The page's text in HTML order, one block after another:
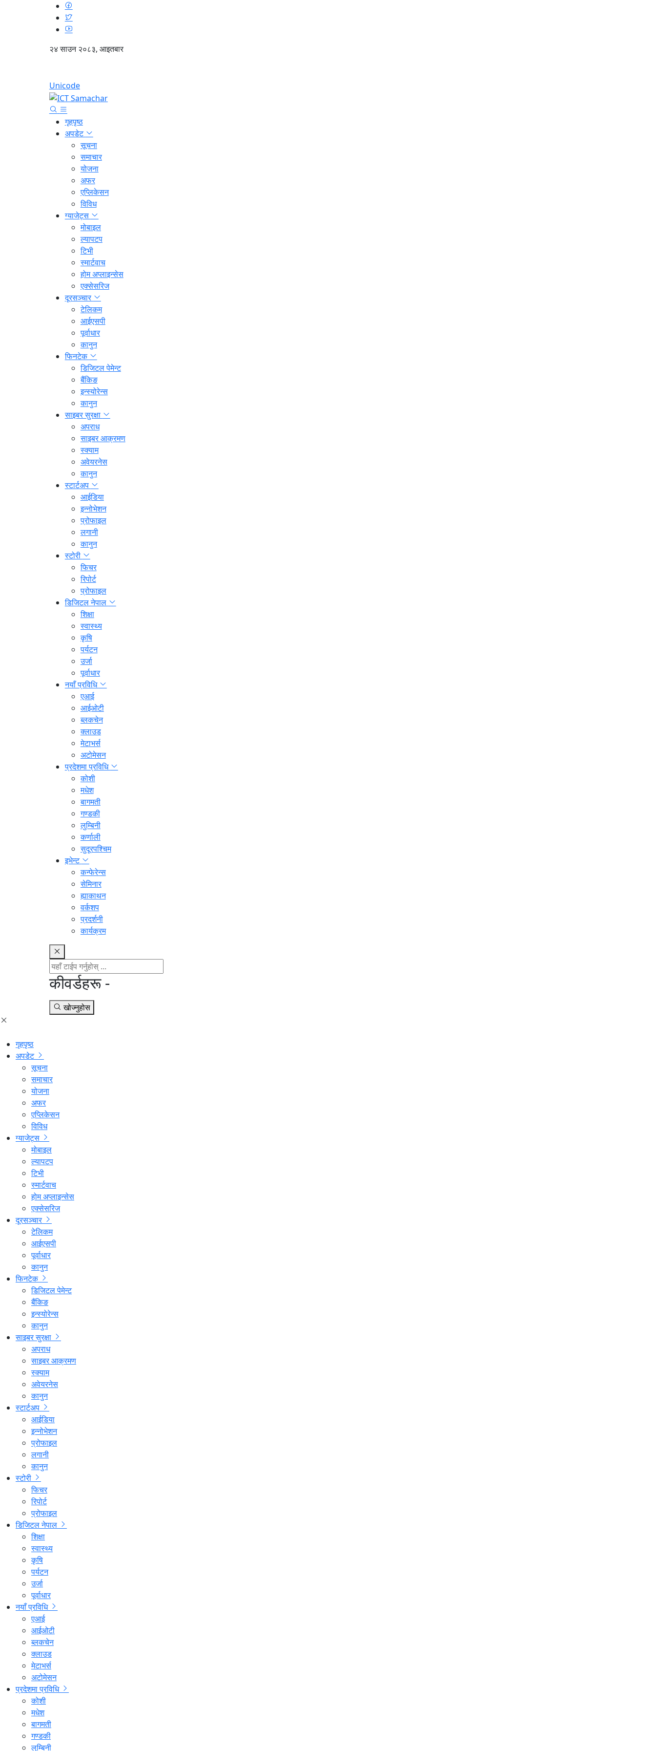
२४ साउन २०८३, आइतबार
Unicode
गृहपृष्ठ
अपडेट
सूचना
समाचार
योजना
अफर
एप्लिकेसन
विविध
ग्याजेट्स
मोबाइल
ल्यापटप
टिभी
स्मार्टवाच
होम अप्लाइन्सेस
एक्सेसरिज
दूरसञ्चार
टेलिकम
आईएसपी
पूर्वाधार
कानुन
फिनटेक
डिजिटल पेमेन्ट
बैंकिङ
इन्स्योरेन्स
कानुन
साइबर सुरक्षा
अपराध
साइबर आक्रमण
स्क्याम
अवेयरनेस
कानुन
स्टार्टअप
आईडिया
इन्नोभेशन
प्रोफाइल
लगानी
कानुन
स्टोरी
फिचर
रिपोर्ट
प्रोफाइल
डिजिटल नेपाल
शिक्षा
स्वास्थ्य
कृषि
पर्यटन
उर्जा
पूर्वाधार
नयाँ प्रविधि
एआई
आईओटी
ब्लकचेन
क्लाउड
मेटाभर्स
अटोमेसन
प्रदेशमा प्रविधि
कोशी
मधेश
बागमती
गण्डकी
लुम्बिनी
कर्णाली
सुदूरपश्चिम
इभेन्ट
कन्फेरेन्स
सेमिनार
ह्याकाथन
वर्कशप
प्रदर्शनी
कार्यक्रम
कीवर्डहरू -
खोज्नुहोस
गृहपृष्ठ
अपडेट
सूचना
समाचार
योजना
अफर
एप्लिकेसन
विविध
ग्याजेट्स
मोबाइल
ल्यापटप
टिभी
स्मार्टवाच
होम अप्लाइन्सेस
एक्सेसरिज
दूरसञ्चार
टेलिकम
आईएसपी
पूर्वाधार
कानुन
फिनटेक
डिजिटल पेमेन्ट
बैंकिङ
इन्स्योरेन्स
कानुन
साइबर सुरक्षा
अपराध
साइबर आक्रमण
स्क्याम
अवेयरनेस
कानुन
स्टार्टअप
आईडिया
इन्नोभेशन
प्रोफाइल
लगानी
कानुन
स्टोरी
फिचर
रिपोर्ट
प्रोफाइल
डिजिटल नेपाल
शिक्षा
स्वास्थ्य
कृषि
पर्यटन
उर्जा
पूर्वाधार
नयाँ प्रविधि
एआई
आईओटी
ब्लकचेन
क्लाउड
मेटाभर्स
अटोमेसन
प्रदेशमा प्रविधि
कोशी
मधेश
बागमती
गण्डकी
लुम्बिनी